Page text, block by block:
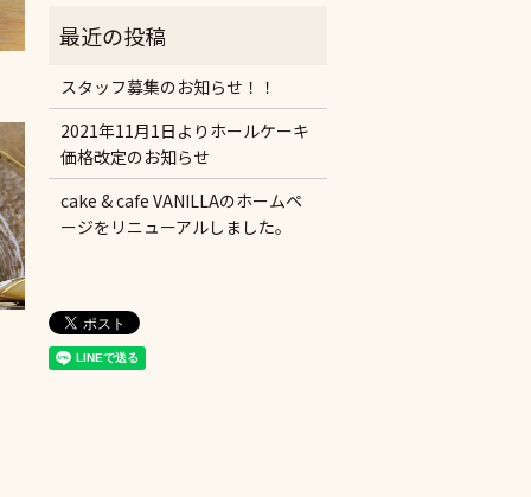
スタッフ募集のお知らせ！！
2021年11月1日よりホールケーキ
価格改定のお知らせ
cake & cafe VANILLAのホームペ
ージをリニューアルしました。